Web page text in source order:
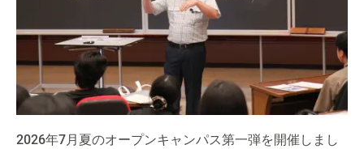
2026年7月夏のオープンキャンパス第一弾を開催しまし